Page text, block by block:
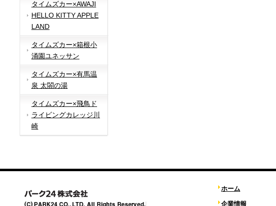
タイムズカー×AWAJI
HELLO KITTY APPLE
LAND
タイムズカー×箱根小
涌園ユネッサン
タイムズカー×有馬温
泉 太閤の湯
タイムズカー×飛鳥ド
ライビングカレッジ川
崎
ホーム
企業情報